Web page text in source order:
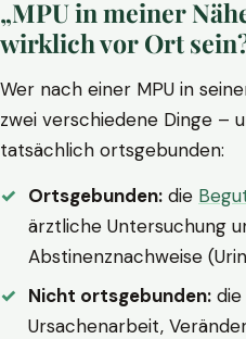
„MPU in meiner
wirklich vor Ort
Wer nach einer MPU in
zwei verschiedene Dinge –
tatsächlich ortsgebunden:
Ortsgebunden: die
ärztliche Untersuchung
Abstinenznachweise
Nicht ortsgebunden:
Ursachenarbeit,